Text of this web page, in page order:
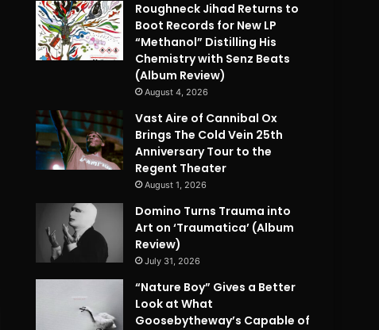
Roughneck Jihad Returns to
Boot Records for New LP
“Methanol” Distilling His
Chemistry with Senz Beats
(Album Review)
August 4, 2026
Vast Aire of Cannibal Ox
Brings The Cold Vein 25th
Anniversary Tour to the
Regent Theater
August 1, 2026
Domino Turns Trauma into
Art on ‘Traumatica’ (Album
Review)
July 31, 2026
“Nature Boy” Gives a Better
Look at What
Goosebytheway’s Capable of